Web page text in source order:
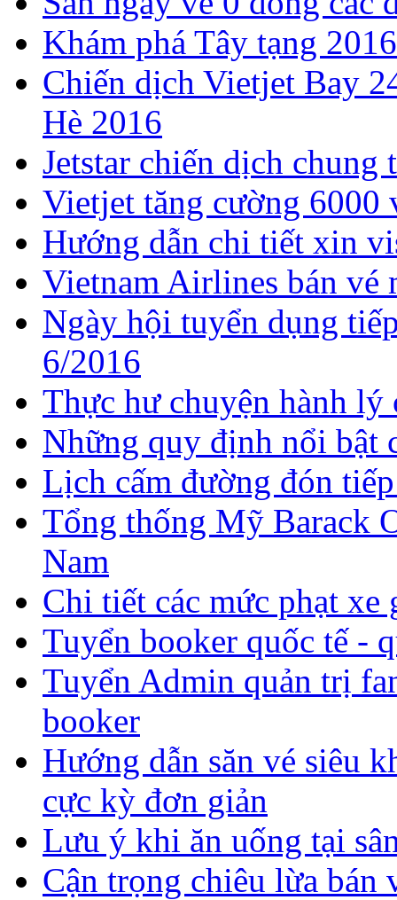
Khám phá Tây tạng 2016
Chiến dịch Vietjet Bay
Hè 2016
Jetstar chiến dịch chung
Vietjet tăng cường 6000
Hướng dẫn chi tiết xin
Vietnam Airlines bán vé
Ngày hội tuyển dụng
6/2016
Thực hư chuyện hành
Những quy định nổi bật
Lịch cấm đường đón
Tổng thống Mỹ Barack
Nam
Chi tiết các mức phạt xe
Tuyển booker quốc tế -
Tuyển Admin quản trị
booker
Hướng dẫn săn vé siêu
cực kỳ đơn giản
Lưu ý khi ăn uống tại
Cận trọng chiêu lừa bán